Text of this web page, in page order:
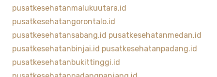
pusatkesehatanmalukuutara.id
pusatkesehatangorontalo.id
pusatkesehatansabang.id pusatkesehatanmedan.id
pusatkesehatanbinjai.id pusatkesehatanpadang.id
pusatkesehatanbukittinggi.id